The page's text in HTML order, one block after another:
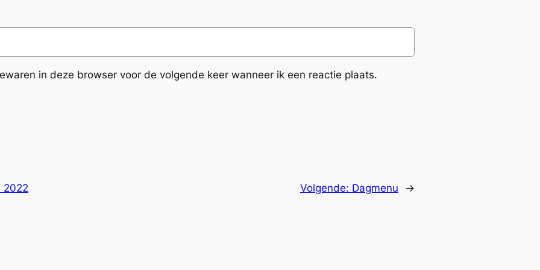
in deze browser voor de volgende keer wanneer ik een reactie plaats.
2022 Volgende: Dagmenu →